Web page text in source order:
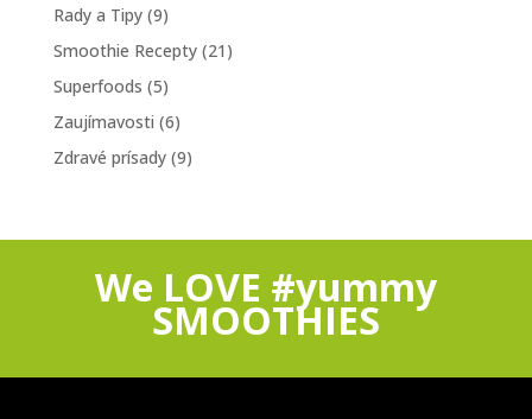
Rady a Tipy(9)
Smoothie Recepty(21)
Superfoods (5)
Zaujímavosti (6)
Zdravé prísady(9)
We LOVE #yummy
SMOOTHIES